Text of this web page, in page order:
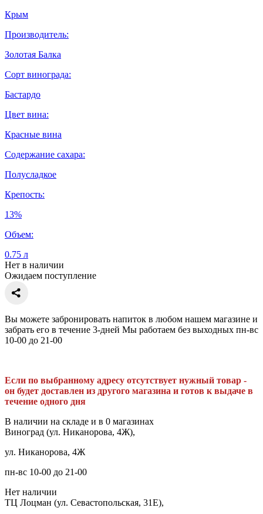
Крым
Производитель:
Золотая Балка
Сорт винограда:
Бастардо
Цвет вина:
Красные вина
Содержание сахара:
Полусладкое
Крепость:
13%
Объем:
0.75 л
Нет в наличии
Ожидаем поступление
Вы можете забронировать напиток в любом нашем магазине и
забрать его в течение 3-дней Мы работаем без выходных пн-вс
10-00 до 21-00
Если по выбранному адресу отсутствует нужный товар -
он будет доставлен из другого магазина и готов к выдаче в
течение одного дня
В наличии на складе и в 0 магазинах
Виноград (ул. Никанорова, 4Ж),
ул. Никанорова, 4Ж
пн-вс 10-00 до 21-00
Нет наличии
ТЦ Лоцман (ул. Севастопольская, 31Е),